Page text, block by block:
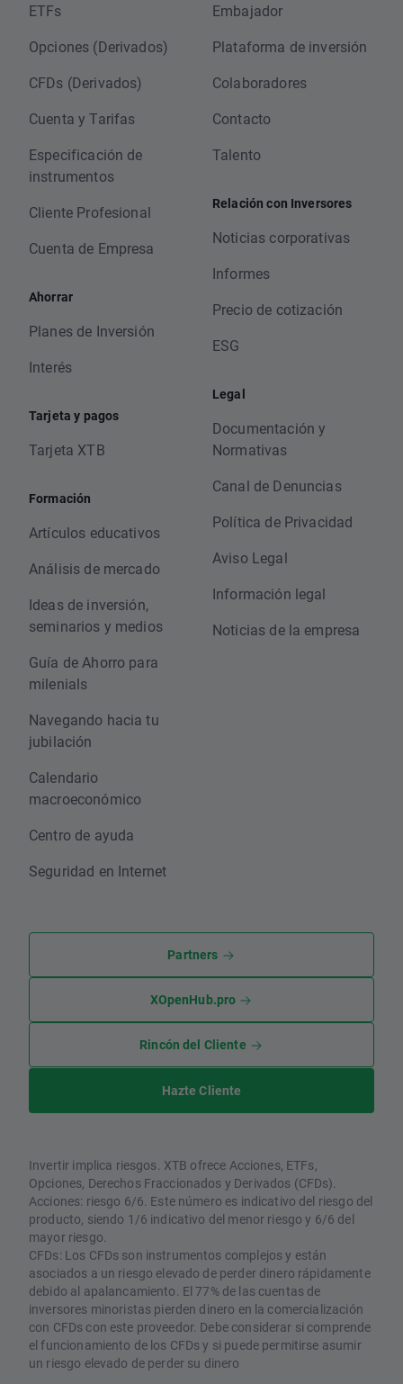
ETFs
Opciones (Derivados)
CFDs (Derivados)
Cuenta y Tarifas
Especificación de
instrumentos
Cliente Profesional
Cuenta de Empresa
Ahorrar
Planes de Inversión
Interés
Tarjeta y pagos
Tarjeta XTB
Formación
Artículos educativos
Análisis de mercado
Ideas de inversión,
seminarios y medios
Guía de Ahorro para
milenials
Navegando hacia tu
jubilación
Calendario
macroeconómico
Centro de ayuda
Seguridad en Internet
Embajador
Plataforma de inversión
Colaboradores
Contacto
Talento
Relación con Inversores
Noticias corporativas
Informes
Precio de cotización
ESG
Legal
Documentación y
Normativas
Canal de Denuncias
Política de Privacidad
Aviso Legal
Información legal
Noticias de la empresa
Partners
XOpenHub.pro
Rincón del Cliente
Hazte Cliente
Invertir implica riesgos. XTB ofrece Acciones, ETFs,
Opciones, Derechos Fraccionados y Derivados (CFDs).
Acciones: riesgo 6/6. Este número es indicativo del riesgo del
producto, siendo 1/6 indicativo del menor riesgo y 6/6 del
mayor riesgo.
CFDs: Los CFDs son instrumentos complejos y están
asociados a un riesgo elevado de perder dinero rápidamente
debido al apalancamiento. El 77% de las cuentas de
inversores minoristas pierden dinero en la comercialización
con CFDs con este proveedor. Debe considerar si comprende
el funcionamiento de los CFDs y si puede permitirse asumir
un riesgo elevado de perder su dinero